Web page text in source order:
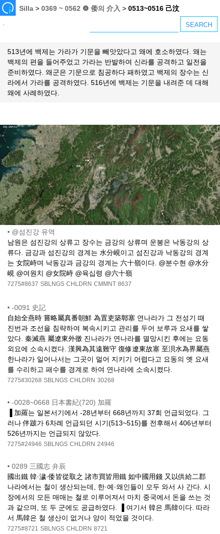
Silla >0369 ~ 0562 ❹ 倭의 介入 >0513~0516 己汶
513년에 백제는 가라가 기문을 빼앗았다고 왜에 호소하였다. 왜는
백제의 편을 들어주었고 가라는 반발하여 신라를 공격하고 일전을
준비하였다. 왜군은 기문으로 침공하다 패하였고 백제의 장수는 신
라에서 가라를 공격하였다. 516년에 백제는 기문을 내려준 데 대해
왜에 사례하였다.
• @섬진강 유역
남원은 섬진강의 상류고 장수는 금강의 상류며 운봉은 낙동강의 상
류다. 금강과 섬진강의 경계는 水分峴이고 섬진강과 낙동강의 경계
는 女院峙며 낙동강과 금강의 경계는 六十嶺이다. @분수현 @水分
峴 @여원치 @女院峙 @육십령 @六十嶺
7275#8637 SBLNGS CHLDRN CMMNT 8637
• -0091 史記
自始全燕時 嘗略屬真番朝鮮 為置吏築鄣塞 연나라가 그 전성기 때
진번과 조선을 침략하여 복속시키고 관리를 두어 보루과 요새를 쌓
았다. 秦滅燕 屬遼東外徼 진나라가 연나라를 멸망시킨 후에는 요동
외요에 소속시켰다. 漢興為其遠難守 復修遼東故塞 至浿水為界屬燕
한나라가 일어나서는 그곳이 멀어 지키기 어렵다고 요동의 옛 요새
를 수리하고 패수를 경계로 하여 연나라에 소속시켰다.
7275#30268 SBLNGS CHLDRN 30268
• -0028~0668 日本書紀(720) 加羅
▐ 加羅는 일본서기에서 -28년부터 668년까지 37회 언급되었다. 그
러나 伴跛가 6차례 언급되던 시기(513~515)를 전후해서 406년부터
526년까지는 언급되지 않았다.
7275#24946 SBLNGS CHLDRN 24946
• 0289 三國志 弁辰
國出鐵 韓·濊·倭皆從取之 諸市買皆用鐵 如中國用錢 又以供給二郡
나라에서는 철이 생산되는데, 한·예·왜인들이 모두 와서 사 간다. 시
장에서의 모든 매매는 철로 이루어져서 마치 중국에서 돈을 쓰는 것
과 같으며, 또 두 군에도 공급하였다. ▐ 여기서 韓은 馬韓이다. 따라
서 馬韓은 철 생산이 없거나 양이 적었을 것이다.
7275#8721 SBLNGS CHLDRN 8721